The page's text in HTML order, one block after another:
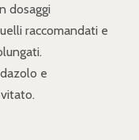
dosaggi
raccomandati e
e